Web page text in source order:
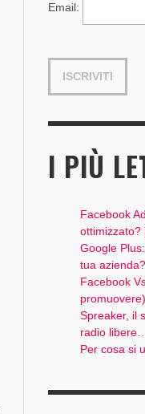
Email:
I PIÙ
Facebook
ottimizzato?
Google
tua azienda?
Facebook
Spreaker, il
radio libere…
Per cosa si